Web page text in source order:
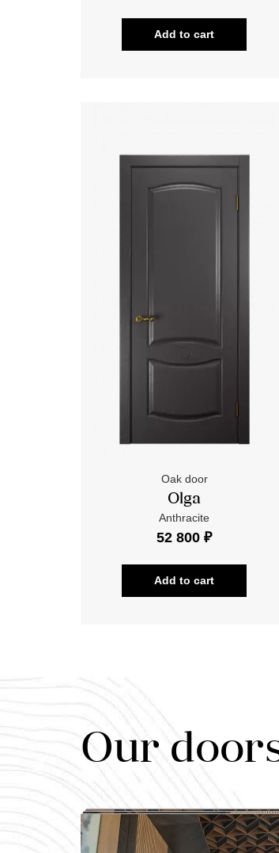
Add to cart
Oak door
Olga
Anthracite
52 800 ₽
Add to cart
Our